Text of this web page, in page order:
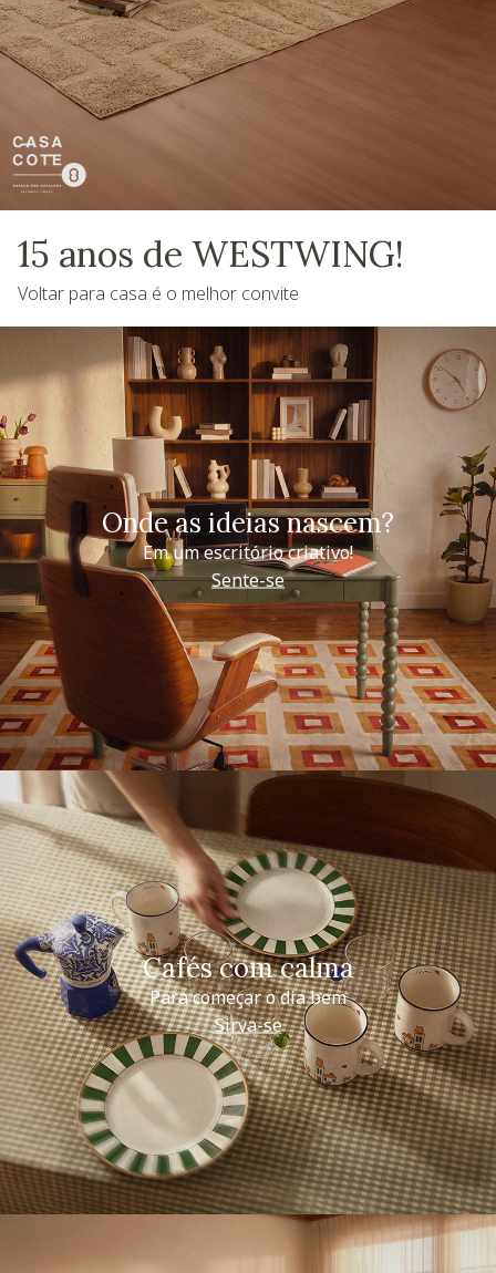
15 anos de WESTWING!
Voltar para casa é o melhor convite
Onde as ideias nascem?
Em um escritório criativo!
Sente-se
Cafés com calma
Para começar o dia bem
Sirva-se